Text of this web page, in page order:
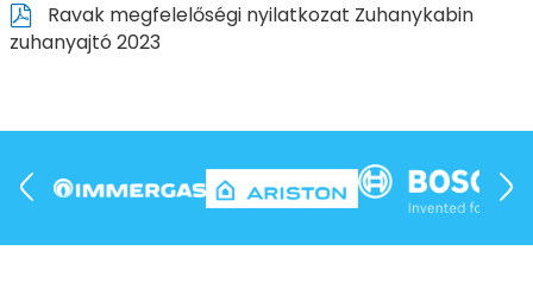
Ravak megfelelőségi nyilatkozat Zuhanykabin
zuhanyajtó 2023